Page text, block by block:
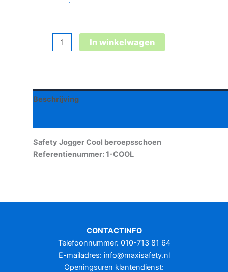
Jogger
aantal
In winkelwagen
Beschrijving
Safety Jogger Cool beroepsschoen
Referentienummer: 1-COOL
CONTACTINFO
Telefoonnummer: 010-713 81 64
E-mailadres: info@maxisafety.nl
Openingsuren klantendienst: